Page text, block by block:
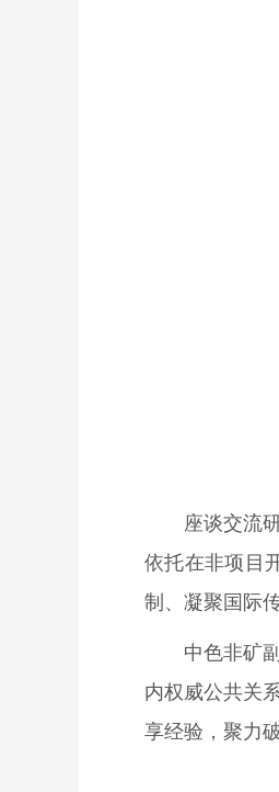
座谈交流
依托在非项目
制、凝聚国际
中色非矿
内权威公共关
享经验，聚力